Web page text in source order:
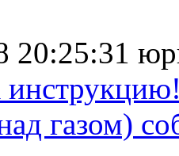
20:25:31
газом)